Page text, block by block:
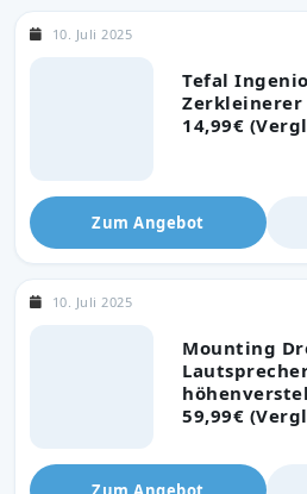
Tefal
Zerkleinerer
14,99€
10. Juli 2025
Zum Angebot
Mounting
59,99€
10. Juli 2025